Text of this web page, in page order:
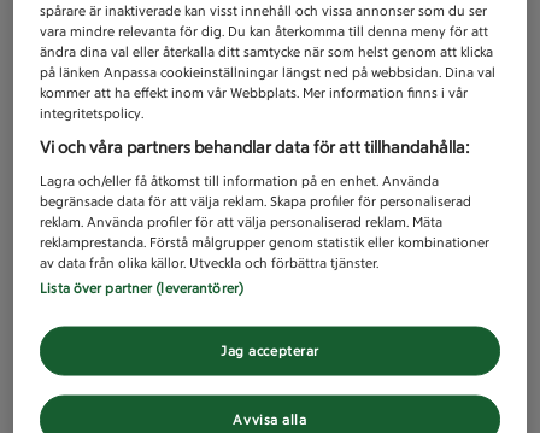
spårare är inaktiverade kan visst innehåll och vissa annonser som du ser
vara mindre relevanta för dig. Du kan återkomma till denna meny för att
ändra dina val eller återkalla ditt samtycke när som helst genom att klicka
på länken Anpassa cookieinställningar längst ned på webbsidan. Dina val
kommer att ha effekt inom vår Webbplats. Mer information finns i vår
integritetspolicy.
Vi och våra partners behandlar data för att tillhandahålla:
Lagra och/eller få åtkomst till information på en enhet. Använda
begränsade data för att välja reklam. Skapa profiler för personaliserad
reklam. Använda profiler för att välja personaliserad reklam. Mäta
reklamprestanda. Förstå målgrupper genom statistik eller kombinationer
av data från olika källor. Utveckla och förbättra tjänster.
Lista över partner (leverantörer)
Avvisa alla
Jag accepterar